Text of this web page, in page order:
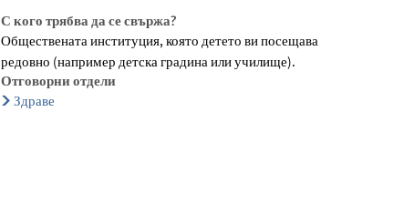
С кого трябва да се свържа?
Обществената институция, която детето ви посещава
редовно (например детска градина или училище).
Отговорни отдели
Здраве